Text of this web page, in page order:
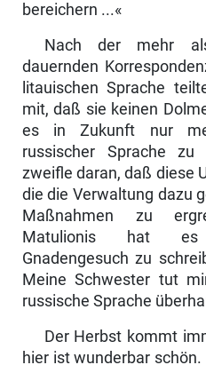
bereichern ...«
Nach der mehr
dauernden
litauischen Sprache
mit, daß sie keinen
es in Zukunft nur
russischer Sprache zu
zweifle daran, daß diese
die die Verwaltung dazu
Maßnahmen zu
Matulionis hat
Gnadengesuch zu
Meine Schwester tut
russische Sprache
Der Herbst kommt
hier ist wunderbar